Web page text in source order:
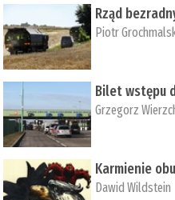
Rząd
Piotr
Bilet wstępu
Grzegorz
Karmienie
Dawid Wildstein